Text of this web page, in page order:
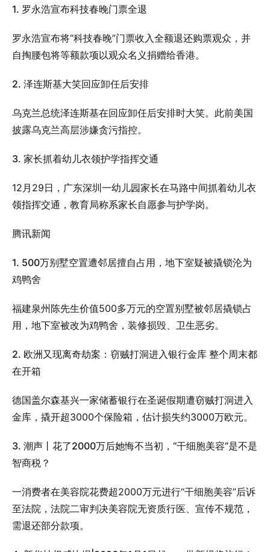
1. 罗永浩宣布科技春晚门票全退
罗永浩宣布将“科技春晚”门票收入全额退还购票观众，并
自掏腰包将等额款项以观众名义捐赠给香港。
2. 泽连斯基大笑回应卸任后安排
乌克兰总统泽连斯基在回应卸任后安排时大笑。此前美国
披露乌克兰高层涉嫌贪污指控。
3. 家长抓着幼儿衣领护学指挥交通
12月29日，广东深圳一幼儿园家长在马路中间抓着幼儿衣
领指挥交通，教育局称系家长自愿参与护学岗。
腾讯新闻
1. 500万别墅空置遭邻居擅自占用，地下室疑被撬锁沦为
鸡鸭舍
福建泉州陈先生价值500多万元的空置别墅被邻居撬锁占
用，地下室被改为鸡鸭舍，装修损毁、卫生恶劣。
2. 欧洲又现离奇劫案：窃贼打洞进入银行金库 整个周末都
在开箱
德国盖尔森基兴一家储蓄银行在圣诞假期遭窃贼打洞进入
金库，撬开超3000个保险箱，估计损失约3000万欧元。
3. 潮声丨花了2000万后她悔不当初，“干细胞美容”是不是
智商税？
一消费者在美容院花费超2000万元进行“干细胞美容”后诉
至法院，法院二审判决美容院无资质行医、宣传不规范，
需退还部分款项。